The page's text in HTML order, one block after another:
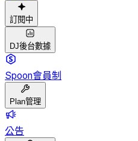
訂閱中
DJ後台數據
Spoon會員制
Plan管理
公告